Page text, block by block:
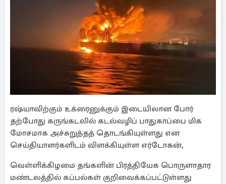
ரஷ்யாவிற்கும் உக்ரைனுக்கும் இடையிலான போர்
தற்போது கருங்கடலில் கடல்வழிப் பாதுகாப்பை மிக
மோசமாக அச்சுறுத்தத் தொடங்கியுள்ளது என
செய்தியாளர்களிடம் விளக்கியுள்ள எர்டோகன்,
வெள்ளிக்கிழமை தங்களின் பிரத்தியேக பொருளாதார
மண்டலத்தில் கப்பல்கள் குறிவைக்கப்பட்டுள்ளது